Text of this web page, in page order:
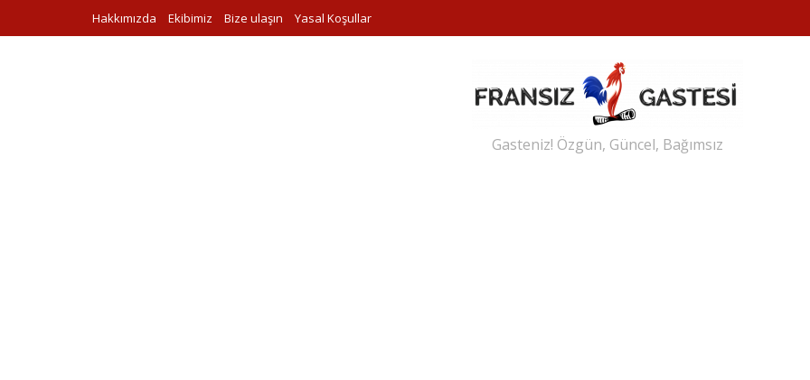
Hakkımızda Ekibimiz Bize ulaşın Yasal Koşullar
Gasteniz! Özgün, Güncel, Bağımsız